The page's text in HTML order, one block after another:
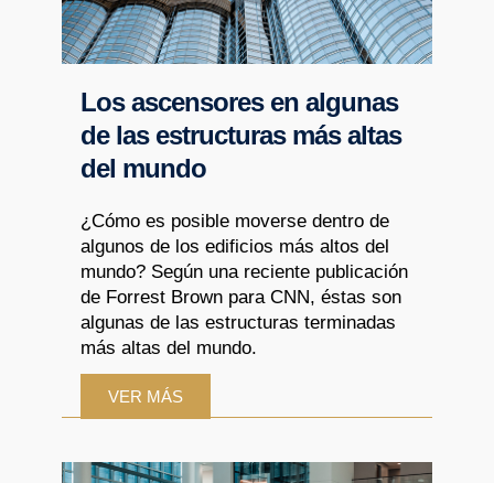
Los ascensores en algunas
de las estructuras más altas
del mundo
¿Cómo es posible moverse dentro de
algunos de los edificios más altos del
mundo? Según una reciente publicación
de Forrest Brown para CNN, éstas son
algunas de las estructuras terminadas
más altas del mundo.
VER MÁS